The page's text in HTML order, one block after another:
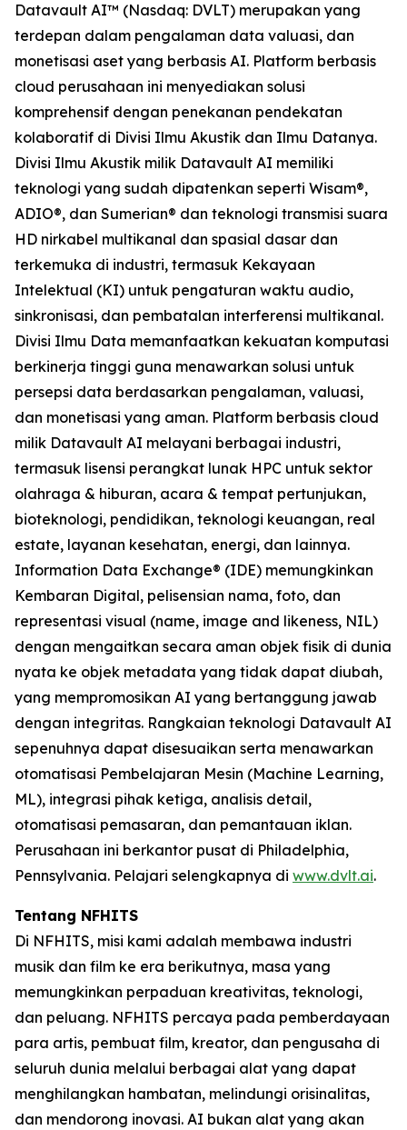
Datavault AI™ (Nasdaq: DVLT) merupakan yang
terdepan dalam pengalaman data valuasi, dan
monetisasi aset yang berbasis AI. Platform berbasis
cloud perusahaan ini menyediakan solusi
komprehensif dengan penekanan pendekatan
kolaboratif di Divisi Ilmu Akustik dan Ilmu Datanya.
Divisi Ilmu Akustik milik Datavault AI memiliki
teknologi yang sudah dipatenkan seperti Wisam®,
ADIO®, dan Sumerian® dan teknologi transmisi suara
HD nirkabel multikanal dan spasial dasar dan
terkemuka di industri, termasuk Kekayaan
Intelektual (KI) untuk pengaturan waktu audio,
sinkronisasi, dan pembatalan interferensi multikanal.
Divisi Ilmu Data memanfaatkan kekuatan komputasi
berkinerja tinggi guna menawarkan solusi untuk
persepsi data berdasarkan pengalaman, valuasi,
dan monetisasi yang aman. Platform berbasis cloud
milik Datavault AI melayani berbagai industri,
termasuk lisensi perangkat lunak HPC untuk sektor
olahraga & hiburan, acara & tempat pertunjukan,
bioteknologi, pendidikan, teknologi keuangan, real
estate, layanan kesehatan, energi, dan lainnya.
Information Data Exchange® (IDE) memungkinkan
Kembaran Digital, pelisensian nama, foto, dan
representasi visual (name, image and likeness, NIL)
dengan mengaitkan secara aman objek fisik di dunia
nyata ke objek metadata yang tidak dapat diubah,
yang mempromosikan AI yang bertanggung jawab
dengan integritas. Rangkaian teknologi Datavault AI
sepenuhnya dapat disesuaikan serta menawarkan
otomatisasi Pembelajaran Mesin (Machine Learning,
ML), integrasi pihak ketiga, analisis detail,
otomatisasi pemasaran, dan pemantauan iklan.
Perusahaan ini berkantor pusat di Philadelphia,
Pennsylvania. Pelajari selengkapnya di www.dvlt.ai.
Tentang NFHITS
Di NFHITS, misi kami adalah membawa industri
musik dan film ke era berikutnya, masa yang
memungkinkan perpaduan kreativitas, teknologi,
dan peluang. NFHITS percaya pada pemberdayaan
para artis, pembuat film, kreator, dan pengusaha di
seluruh dunia melalui berbagai alat yang dapat
menghilangkan hambatan, melindungi orisinalitas,
dan mendorong inovasi. AI bukan alat yang akan